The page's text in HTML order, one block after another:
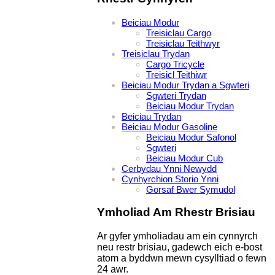
Beiciau Modur
Treisiclau Cargo
Treisiclau Teithwyr
Treisiclau Trydan
Cargo Tricycle
Treisicl Teithiwr
Beiciau Modur Trydan a Sgwteri
Sgwteri Trydan
Beiciau Modur Trydan
Beiciau Trydan
Beiciau Modur Gasoline
Beiciau Modur Safonol
Sgwteri
Beiciau Modur Cub
Cerbydau Ynni Newydd
Cynhyrchion Storio Ynni
Gorsaf Bwer Symudol
Ymholiad Am Rhestr Brisiau
Ar gyfer ymholiadau am ein cynnyrch
neu restr brisiau, gadewch eich e-bost
atom a byddwn mewn cysylltiad o fewn
24 awr.